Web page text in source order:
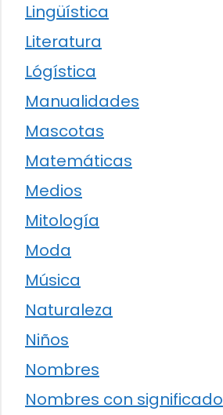
Lingüística
Literatura
Lógística
Manualidades
Mascotas
Matemáticas
Medios
Mitología
Moda
Música
Naturaleza
Niños
Nombres
Nombres con significado